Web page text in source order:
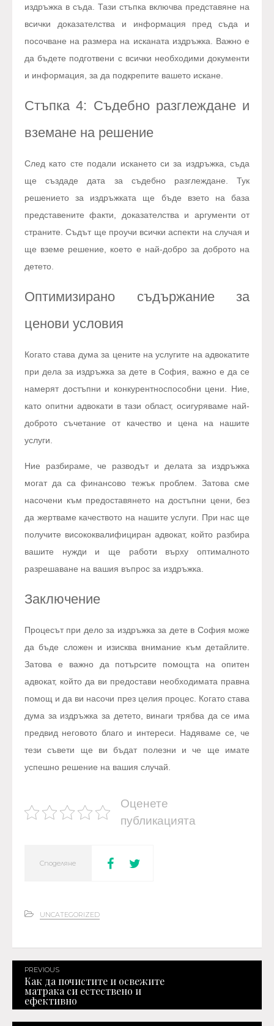
издръжка в съда. Тази стъпка включва представяне на
всички доказателства и информация пред съда и
посочване на размера на исканата издръжка. Важно е
да бъдете подготвени с всички необходими документи
и информация, за да подкрепите вашето искане.
Стъпка 4: Съдебно разглеждане и
вземане на решение
След като сте подали искането си за издръжка, съда
ще създаде дата за съдебно разглеждане. Тук
решението за издръжката ще бъде взето на база
представените факти, доказателства и аргументи от
страните. Съдът ще проучи всички аспекти на случая и
ще вземе решение, което е най-добро за доброто на
детето.
Оптимизирано съдържание за
ценови условия
Когато става дума за цените на услугите на адвокатите
при дела за издръжка за дете в София, важно е да се
намерят достъпни и конкурентноспособни цени. Ние,
като опитни адвокати в тази област, осигуряваме най-
доброто съчетание от качество и цена на нашите
услуги.
Ние разбираме, че разводът и делата за издръжка
могат да са финансово тежък проблем. Затова сме
насочени към предоставянето на достъпни цени, без
да жертваме качеството на нашите услуги. При нас ще
получите висококвалифициран адвокат, който разбира
вашите нужди и ще работи върху оптималното
разрешаване на вашия въпрос за издръжка.
Заключение
Процесът при дело за издръжка за дете в София може
да бъде сложен и изисква внимание към детайлите.
Затова е важно да потърсите помощта на опитен
адвокат, който да ви предостави необходимата правна
помощ и да ви насочи през целия процес. Когато става
дума за издръжка за детето, винаги трябва да се има
предвид неговото благо и интереси. Надяваме се, че
тези съвети ще ви бъдат полезни и че ще имате
успешно решение на вашия случай.
Оценете
публикацията
Споделяне
UNCATEGORIZED
PREVIOUS
Как да почистите и освежите
матрака си естествено и
ефективно